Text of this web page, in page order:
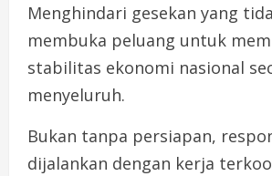
Menghindari gesekan yang
membuka peluang untuk
stabilitas ekonomi nasional
menyeluruh.
Bukan tanpa persiapan,
dijalankan dengan kerja